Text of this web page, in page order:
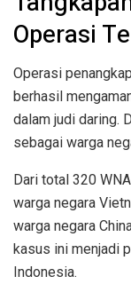
Operasi
Operasi
berhasil
dalam judi daring.
sebagai warga
Dari total 320
warga negara
warga negara
kasus ini menjadi
Indonesia.